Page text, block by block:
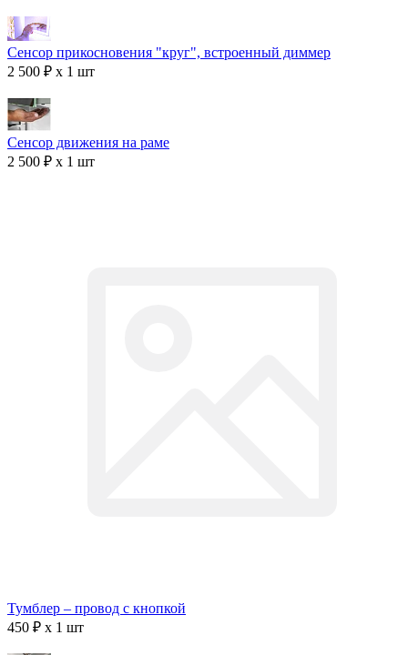
Сенсор прикосновения "круг", встроенный диммер
2 500 ₽ x 1 шт
Сенсор движения на раме
2 500 ₽ x 1 шт
Тумблер – провод с кнопкой
450 ₽ x 1 шт